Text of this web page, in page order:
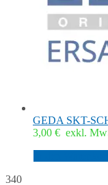
GEDA SKT-
3,00 € exkl.
340